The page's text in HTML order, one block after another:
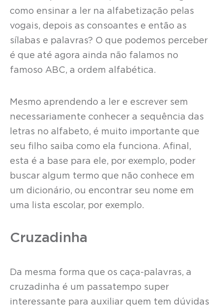
como ensinar a ler na alfabetização pelas
vogais, depois as consoantes e então as
sílabas e palavras? O que podemos perceber
é que até agora ainda não falamos no
famoso ABC, a ordem alfabética.
Mesmo aprendendo a ler e escrever sem
necessariamente conhecer a sequência das
letras no alfabeto, é muito importante que
seu filho saiba como ela funciona. Afinal,
esta é a base para ele, por exemplo, poder
buscar algum termo que não conhece em
um dicionário, ou encontrar seu nome em
uma lista escolar, por exemplo.
Cruzadinha
Da mesma forma que os caça-palavras, a
cruzadinha é um passatempo super
interessante para auxiliar quem tem dúvidas